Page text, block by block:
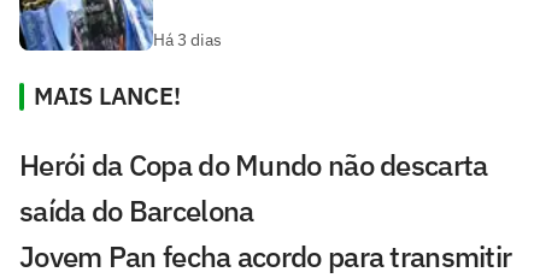
Há 3 dias
MAIS LANCE!
Herói da Copa do Mundo não descarta
saída do Barcelona
Jovem Pan fecha acordo para transmitir